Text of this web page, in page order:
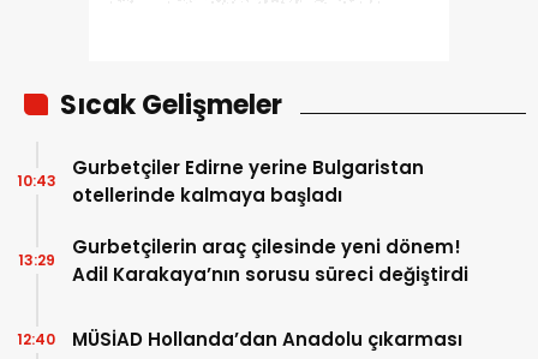
Sıcak Gelişmeler
Gurbetçiler Edirne yerine Bulgaristan
otellerinde kalmaya başladı
10:43
Gurbetçilerin araç çilesinde yeni dönem!
Adil Karakaya’nın sorusu süreci değiştirdi
13:29
MÜSİAD Hollanda’dan Anadolu çıkarması
12:40